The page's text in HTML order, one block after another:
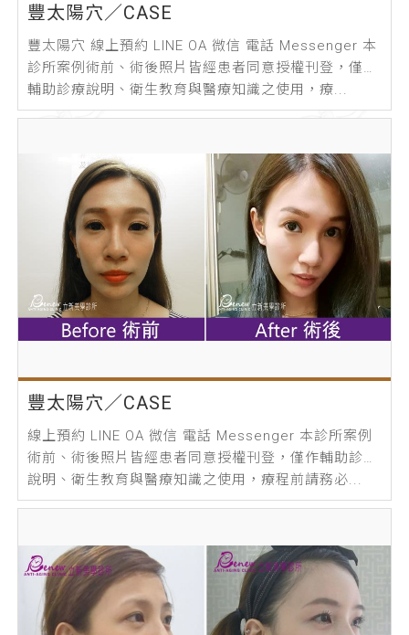
豐太陽穴／CASE
豐太陽穴 線上預約 LINE OA 微信 電話 Messenger 本
診所案例術前、術後照片皆經患者同意授權刊登，僅作
輔助診療說明、衛生教育與醫療知識之使用，療...
豐太陽穴／CASE
線上預約 LINE OA 微信 電話 Messenger 本診所案例
術前、術後照片皆經患者同意授權刊登，僅作輔助診療
說明、衛生教育與醫療知識之使用，療程前請務必...